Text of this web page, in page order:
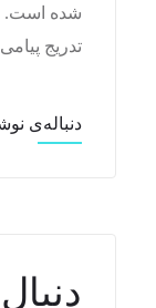
تدریج
دنباله‌ی